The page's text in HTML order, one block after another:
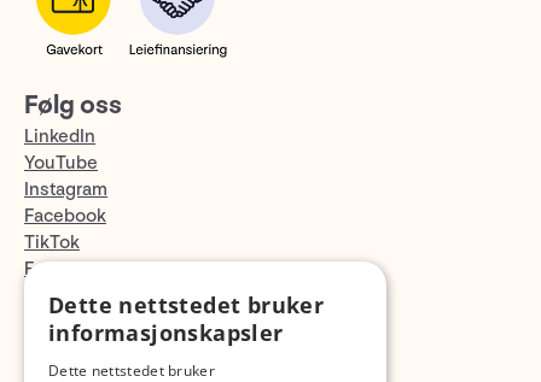
Følg oss
LinkedIn
YouTube
Instagram
Facebook
TikTok
Fotopodden
Med forbehold om skrive- og lagerfeil
Dette nettstedet bruker
informasjonskapsler
Dette nettstedet bruker